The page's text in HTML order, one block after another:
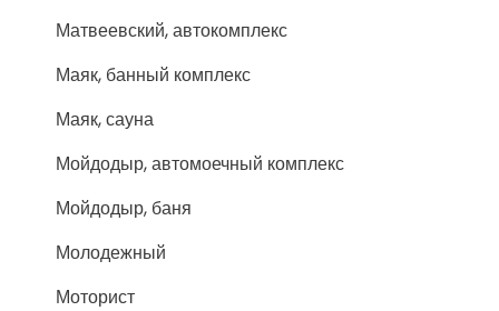
Матвеевский, автокомплекс
Маяк, банный комплекс
Маяк, сауна
Мойдодыр, автомоечный комплекс
Мойдодыр, баня
Молодежный
Моторист